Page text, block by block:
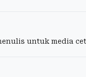
untuk media